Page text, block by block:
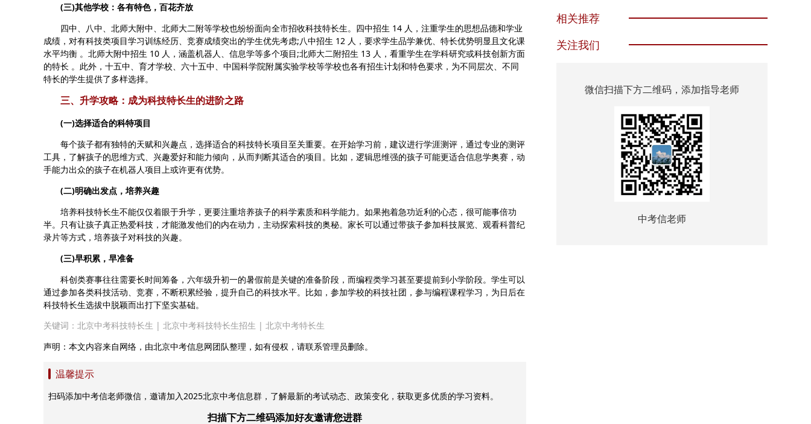
(三)其他学校：各有特色，百花齐放
四中、八中、北师大附中、北师大二附等学校也纷纷面向全市招收科技特长生。四中招生 14 人，注重学生的思想品德和学业
成绩，对有科技类项目学习训练经历、竞赛成绩突出的学生优先考虑;八中招生 12 人，要求学生品学兼优、特长优势明显且文化课
水平均衡 。北师大附中招生 10 人，涵盖机器人、信息学等多个项目;北师大二附招生 13 人，看重学生在学科研究或科技创新方面
的特长 。此外，十五中、育才学校、六十五中、中国科学院附属实验学校等学校也各有招生计划和特色要求，为不同层次、不同
特长的学生提供了多样选择。
三、升学攻略：成为科技特长生的进阶之路
(一)选择适合的科特项目
每个孩子都有独特的天赋和兴趣点，选择适合的科技特长项目至关重要。在开始学习前，建议进行学涯测评，通过专业的测评
工具，了解孩子的思维方式、兴趣爱好和能力倾向，从而判断其适合的项目。比如，逻辑思维强的孩子可能更适合信息学奥赛，动
手能力出众的孩子在机器人项目上或许更有优势。
(二)明确出发点，培养兴趣
培养科技特长生不能仅仅着眼于升学，更要注重培养孩子的科学素质和科学能力。如果抱着急功近利的心态，很可能事倍功
半。只有让孩子真正热爱科技，才能激发他们的内在动力，主动探索科技的奥秘。家长可以通过带孩子参加科技展览、观看科普纪
录片等方式，培养孩子对科技的兴趣。
(三)早积累，早准备
科创类赛事往往需要长时间筹备，六年级升初一的暑假前是关键的准备阶段，而编程类学习甚至要提前到小学阶段。学生可以
通过参加各类科技活动、竞赛，不断积累经验，提升自己的科技水平。比如，参加学校的科技社团，参与编程课程学习，为日后在
科技特长生选拔中脱颖而出打下坚实基础。
关键词： 北京中考科技特长生 | 北京中考科技特长生招生 | 北京中考特长生
声明：本文内容来自网络，由北京中考信息网团队整理，如有侵权，请联系管理员删除。
温馨提示
扫码添加中考信老师微信，邀请加入2025北京中考信息群，了解最新的考试动态、政策变化，获取更多优质的学习资料。
扫描下方二维码添加好友邀请您进群
相关推荐
关注我们
微信扫描下方二维码，添加指导老师
中考信老师